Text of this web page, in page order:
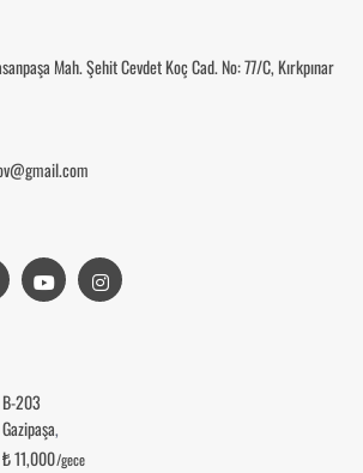
Mah. Şehit Cevdet Koç Cad. No: 77/C, Kırkpınar
B-203
Gazipaşa,
₺ 11,000/gece